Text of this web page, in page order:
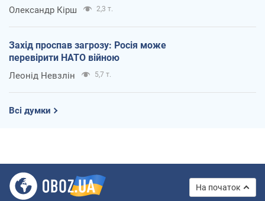
Олександр Кірш 2,3 т.
Захід проспав загрозу: Росія може
перевірити НАТО війною
Леонід Невзлін 5,7 т.
Всі думки
На початок